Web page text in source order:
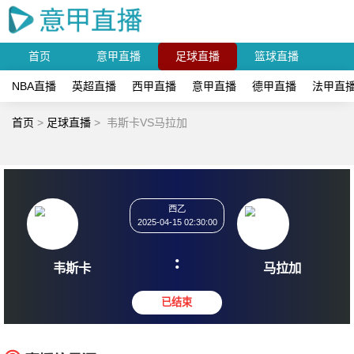
首页 意甲直播 足球直播 篮球直播
NBA直播 英超直播 西甲直播 意甲直播 德甲直播 法甲直
首页 > 足球直播 > 韦斯卡VS马拉加
韦斯卡
2025-04-15 02:30:00
: 马